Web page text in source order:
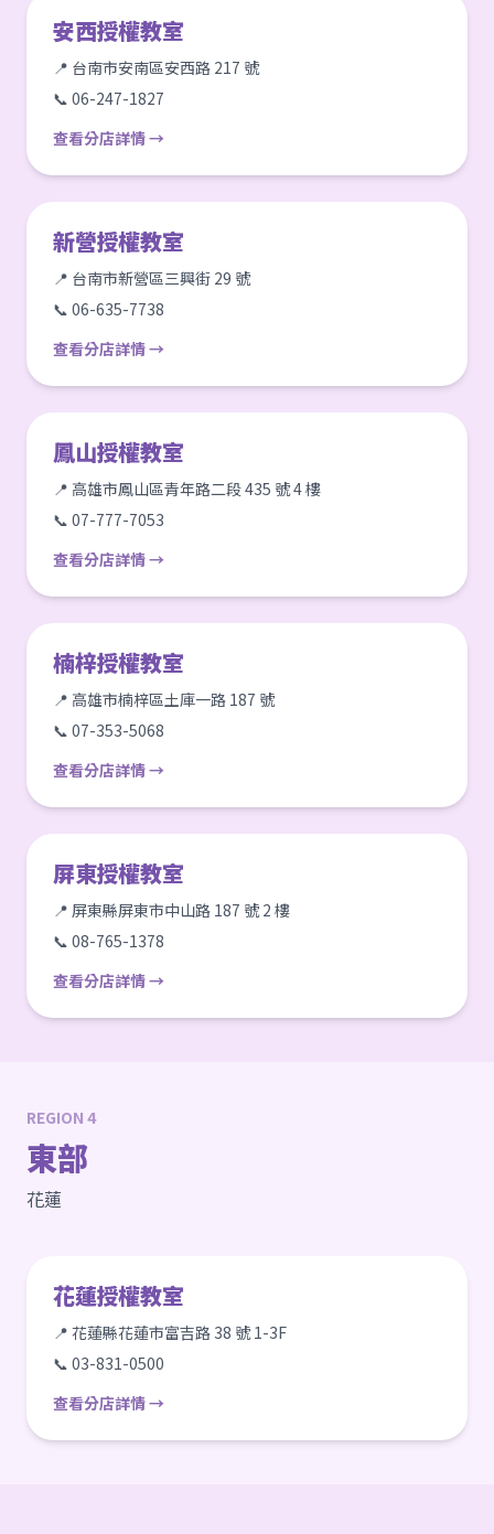
安西授權教室
📍 台南市安南區安西路 217 號
📞 06-247-1827
查看分店詳情 →
新營授權教室
📍 台南市新營區三興街 29 號
📞 06-635-7738
查看分店詳情 →
鳳山授權教室
📍 高雄市鳳山區青年路二段 435 號 4 樓
📞 07-777-7053
查看分店詳情 →
楠梓授權教室
📍 高雄市楠梓區土庫一路 187 號
📞 07-353-5068
查看分店詳情 →
屏東授權教室
📍 屏東縣屏東市中山路 187 號 2 樓
📞 08-765-1378
查看分店詳情 →
REGION 4
東部
花蓮
花蓮授權教室
📍 花蓮縣花蓮市富吉路 38 號 1-3F
📞 03-831-0500
查看分店詳情 →